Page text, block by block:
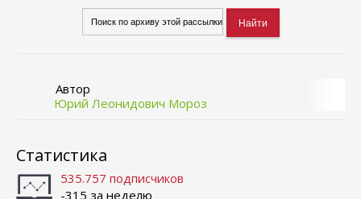
Автор
Юрий Леонидович Мороз
Статистика
535.757 подписчиков
-315 за неделю